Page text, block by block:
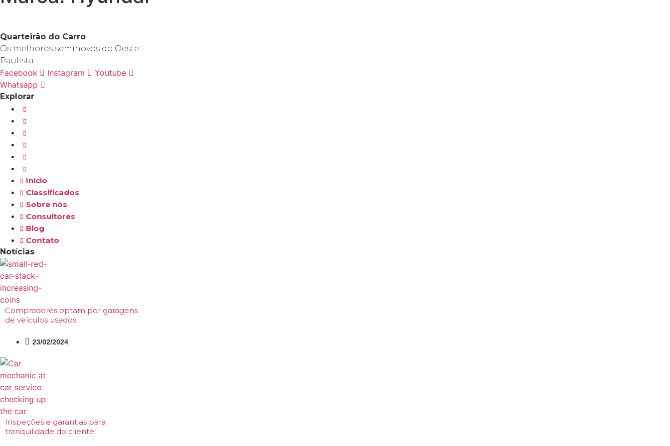
Quarteirão do Carro
Os melhores seminovos do Oeste
Paulista.
Facebook Instagram
Youtube
Whatsapp
Explorar
Início
Classificados
Sobre nós
Consultores
Blog
Contato
Notícias
Compradores optam por garagens
de veículos usados
23/02/2024
Inspeções e garantias para
tranquilidade do cliente